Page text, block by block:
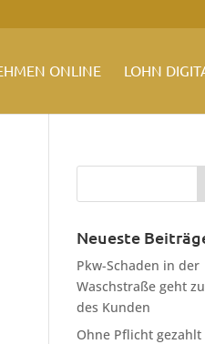
ONLINE LOHN
Neueste
Pkw-Schaden in der
Waschstraße geht
des Kunden
Ohne Pflicht gezahlt